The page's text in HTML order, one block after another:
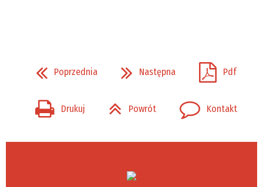
Poprzednia Następna Pdf
Drukuj Powrót Kontakt